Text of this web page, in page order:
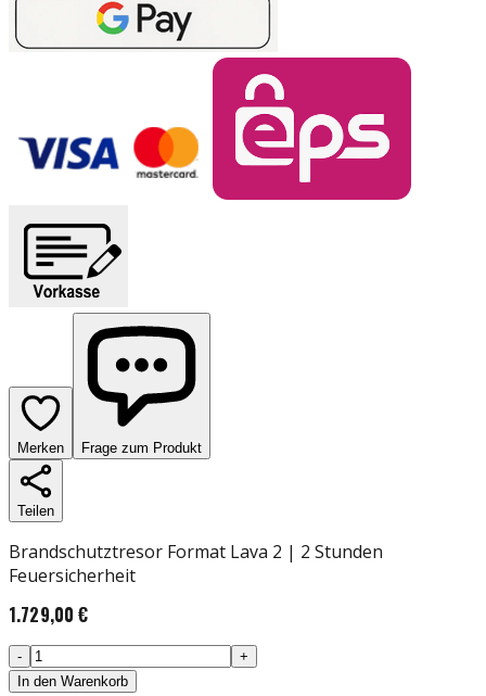
Merken Frage zum Produkt
Teilen
Brandschutztresor Format Lava 2 | 2 Stunden
Feuersicherheit
1.729,00 €
-
+
In den Warenkorb